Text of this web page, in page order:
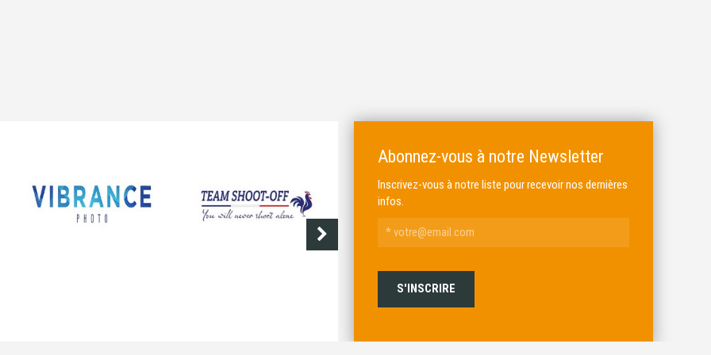
ALKAR
Abonnez-vous à notre Newsletter
Inscrivez-vous à notre liste pour recevoir nos dernières
infos.